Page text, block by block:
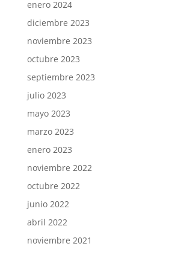
enero 2024
diciembre 2023
noviembre 2023
octubre 2023
septiembre 2023
julio 2023
mayo 2023
marzo 2023
enero 2023
noviembre 2022
octubre 2022
junio 2022
abril 2022
noviembre 2021